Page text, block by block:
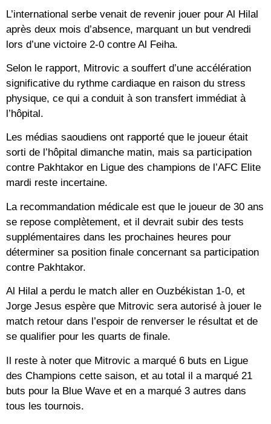
L’international serbe venait de revenir jouer pour Al Hilal
après deux mois d’absence, marquant un but vendredi
lors d’une victoire 2-0 contre Al Feiha.
Selon le rapport, Mitrovic a souffert d’une accélération
significative du rythme cardiaque en raison du stress
physique, ce qui a conduit à son transfert immédiat à
l’hôpital.
Les médias saoudiens ont rapporté que le joueur était
sorti de l’hôpital dimanche matin, mais sa participation
contre Pakhtakor en Ligue des champions de l’AFC Elite
mardi reste incertaine.
La recommandation médicale est que le joueur de 30 ans
se repose complètement, et il devrait subir des tests
supplémentaires dans les prochaines heures pour
déterminer sa position finale concernant sa participation
contre Pakhtakor.
Al Hilal a perdu le match aller en Ouzbékistan 1-0, et
Jorge Jesus espère que Mitrovic sera autorisé à jouer le
match retour dans l’espoir de renverser le résultat et de
se qualifier pour les quarts de finale.
Il reste à noter que Mitrovic a marqué 6 buts en Ligue
des Champions cette saison, et au total il a marqué 21
buts pour la Blue Wave et en a marqué 3 autres dans
tous les tournois.